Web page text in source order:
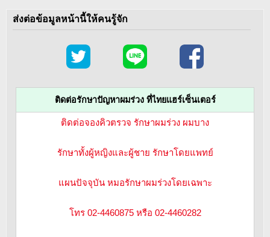
ส่งต่อข้อมูลหน้านี้ให้คนรู้จัก
ติดต่อรักษาปัญหาผมร่วง ที่ไทยแฮร์เซ็นเตอร์
ติดต่อจองคิวตรวจ รักษาผมร่วง ผมบาง
รักษาทั้งผู้หญิงและผู้ชาย รักษาโดยแพทย์
แผนปัจจุบัน หมอรักษาผมร่วงโดยเฉพาะ
โทร 02-4460875 หรือ 02-4460282